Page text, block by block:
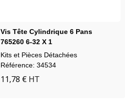
Vis Tête Cylindrique 6 Pans
765260 6-32 X 1
Kits et Pièces Détachées
Référence: 34534
11,78 € HT